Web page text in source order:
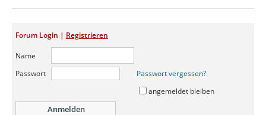
Forum Login | Registrieren
Name
Passwort
Passwort vergessen?
angemeldet bleiben